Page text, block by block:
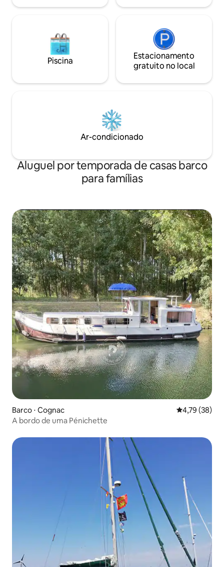
Piscina
Estacionamento
gratuito no local
Ar-condicionado
Aluguel por temporada de casas barco
para famílias
Barco ⋅ Cognac 4,79 de uma
4,79 (38)
A bordo de uma Pénichette